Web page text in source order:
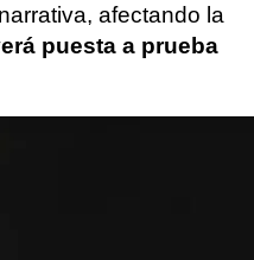
afectando la
puesta a prueba